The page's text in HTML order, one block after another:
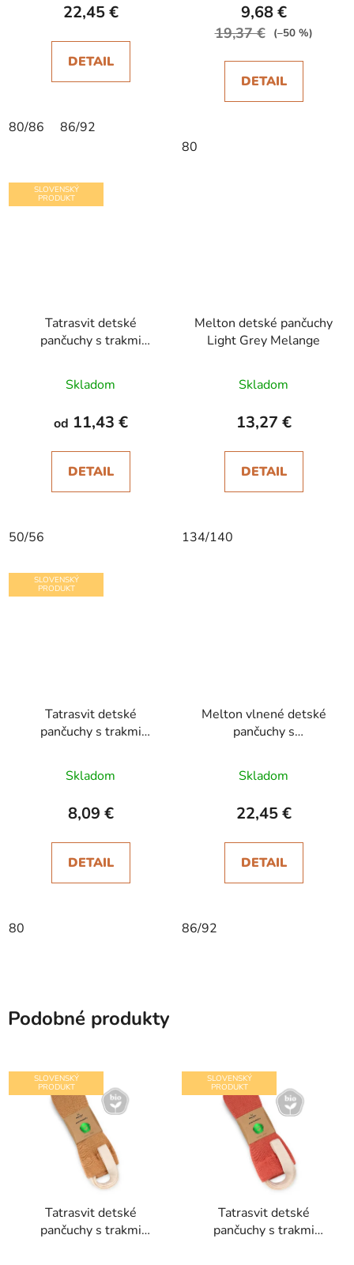
22,45 €
DETAIL
80/86 86/92
9,68 €
19,37 € (–50 %)
DETAIL
80
SLOVENSKÝ
PRODUKT
Tatrasvit detské
pančuchy s trakmi
Skladom
od 11,43 €
DETAIL
50/56
Melton detské pančuchy
Light Grey Melange
Skladom
13,27 €
DETAIL
134/140
SLOVENSKÝ
PRODUKT
Tatrasvit detské
pančuchy s trakmi
Skladom
8,09 €
DETAIL
80
Melton vlnené detské
pančuchy s
Skladom
22,45 €
DETAIL
86/92
Podobné produkty
SLOVENSKÝ
PRODUKT
Tatrasvit detské
pančuchy s trakmi
SLOVENSKÝ
PRODUKT
Tatrasvit detské
pančuchy s trakmi